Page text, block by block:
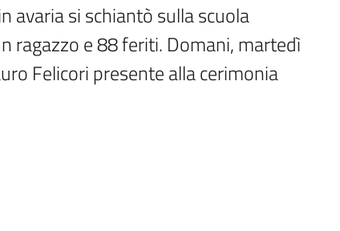
avaria si schiantò sulla scuola
ragazzo e 88 feriti. Domani, martedì
Felicori presente alla cerimonia